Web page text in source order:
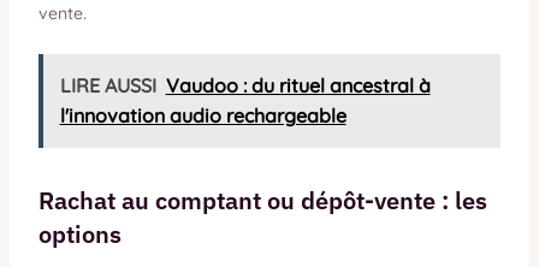
vente.
LIRE AUSSI Vaudoo : du rituel ancestral à
l'innovation audio rechargeable
Rachat au comptant ou dépôt-vente : les
options